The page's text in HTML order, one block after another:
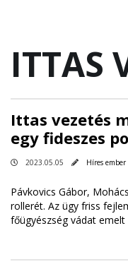
ITTAS
Ittas vezetés
egy fideszes
2023.05.05 Híres ember
Pávkovics Gábor,
rollerét. Az ügy friss
főügyészség vádat emelt